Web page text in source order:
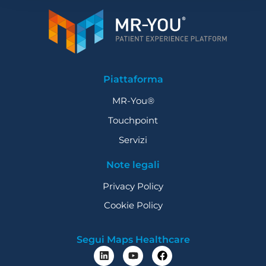
Piattaforma
MR-You®
Touchpoint
Servizi
Note legali
Privacy Policy
Cookie Policy
Segui Maps Healthcare